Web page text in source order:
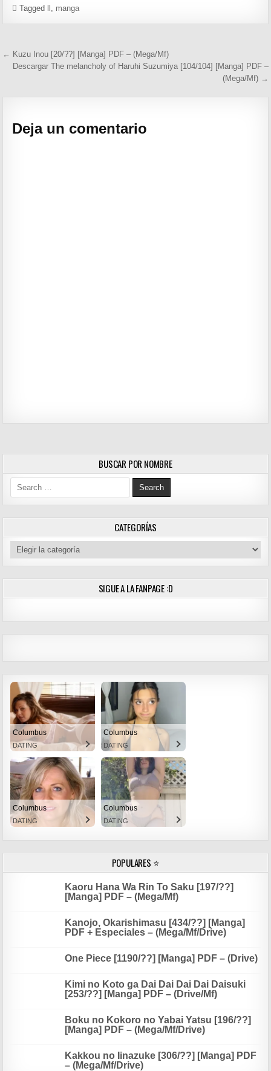
Tagged , manga
Navegación de entradas
← Kuzu Inou [20/??] [Manga] PDF – (Mega/Mf)
Descargar The melancholy of Haruhi Suzumiya [104/104] [Manga] PDF –
(Mega/Mf) →
Deja un comentario
BUSCAR POR NOMBRE
Search for:
CATEGORÍAS
Categorías
SIGUE A LA FANPAGE :D
Columbus
DATING
Columbus
DATING
Columbus
DATING
Columbus
DATING
POPULARES ⭐
Kaoru Hana Wa Rin To Saku [197/??]
[Manga] PDF – (Mega/Mf)
Kanojo, Okarishimasu [434/??] [Manga]
PDF + Especiales – (Mega/Mf/Drive)
One Piece [1190/??] [Manga] PDF – (Drive)
Kimi no Koto ga Dai Dai Dai Dai Daisuki
[253/??] [Manga] PDF – (Drive/Mf)
Boku no Kokoro no Yabai Yatsu [196/??]
[Manga] PDF – (Mega/Mf/Drive)
Kakkou no Iinazuke [306/??] [Manga] PDF
– (Mega/Mf/Drive)